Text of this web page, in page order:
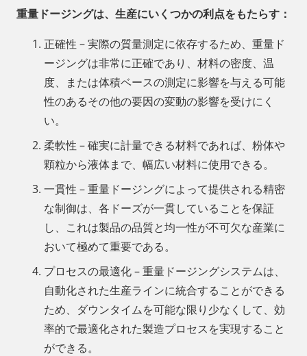
重量ドージングは、生産にいくつかの利点をもたらす：
正確性 – 実際の質量測定に依存するため、重量ド
ージングは非常に正確であり、材料の密度、温
度、または体積ベースの測定に影響を与える可能
性のあるその他の要因の変動の影響を受けにく
い。
柔軟性 – 確実に計量できる材料であれば、粉体や
顆粒から液体まで、幅広い材料に使用できる。
一貫性 – 重量ドージングによって提供される精密
な制御は、各ドーズが一貫していることを保証
し、これは製品の品質と均一性が不可欠な産業に
おいて極めて重要である。
プロセスの最適化 – 重量ドージングシステムは、
自動化された生産ラインに統合することができる
ため、ダウンタイムを可能な限り少なくして、効
率的で最適化された製造プロセスを実現すること
ができる。